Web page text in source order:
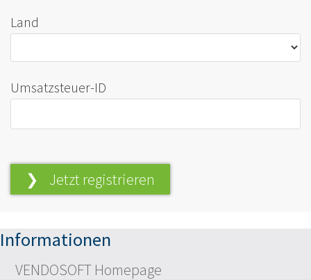
Land
Umsatzsteuer-ID
❯ Jetzt registrieren
Informationen
VENDOSOFT Homepage